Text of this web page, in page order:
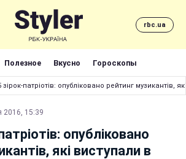
rbc.ua
Полезное Вкусно Гороскопы
зірок-патріотів: опубліковано рейтинг музикантів,
2016, 15:39
опубліковано
які виступали в